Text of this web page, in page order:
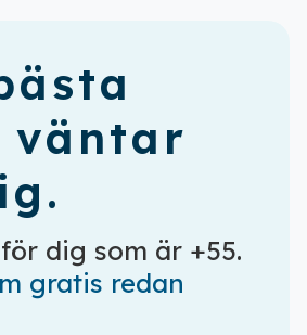
väntar
dig som är +55.
gratis redan